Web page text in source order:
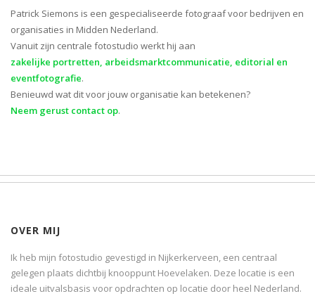
Patrick Siemons is een gespecialiseerde fotograaf voor bedrijven en
organisaties in Midden Nederland.
Vanuit zijn centrale fotostudio werkt hij aan
zakelijke portretten, arbeidsmarktcommunicatie, editorial en
eventfotografie.
Benieuwd wat dit voor jouw organisatie kan betekenen?
Neem gerust contact op.
OVER MIJ
Ik heb mijn fotostudio gevestigd in Nijkerkerveen, een centraal
gelegen plaats dichtbij knooppunt Hoevelaken. Deze locatie is een
ideale uitvalsbasis voor opdrachten op locatie door heel Nederland.